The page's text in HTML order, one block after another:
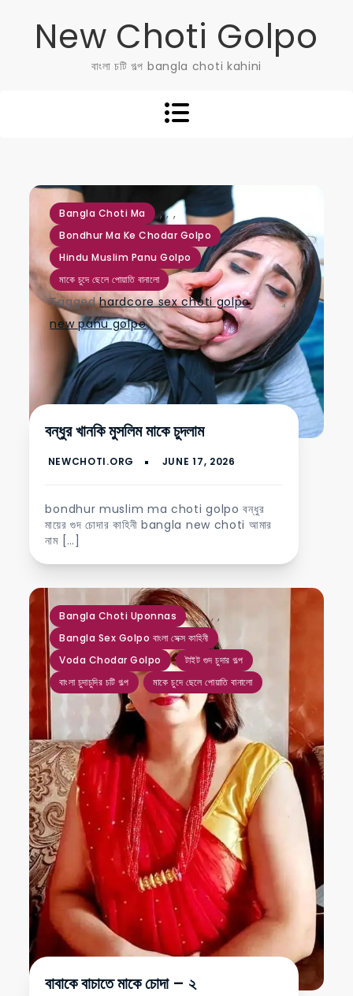
New Choti Golpo
বাংলা চটি গল্প bangla choti kahini
Bangla Choti Ma ,
Bondhur Ma Ke Chodar Golpo
,
Hindu Muslim Panu Golpo
,
মাকে চুদে ছেলে পোয়াতি বানালো
Taggedhardcore sex choti golpo,
new panu golpo
বন্ধুর খানকি মুসলিম মাকে চুদলাম
bondhur muslim ma choti golpo বন্ধুর
মায়ের গুদ চোদার কাহিনী bangla new choti আমার
নাম […]
Bangla Choti Uponnas ,
Bangla Sex Golpo বাংলা সেক্স কাহিনী
,
Voda Chodar Golpo
,
টাইট গুদ চুদার গল্প
,
বাংলা চুদাচুদির চটি গল্প
,
মাকে চুদে ছেলে পোয়াতি বানালো
বাবাকে বাচাতে মাকে চোদা – ২